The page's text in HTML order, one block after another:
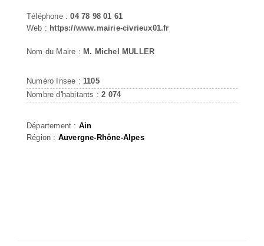
Téléphone :04 78 98 01 61
Web : https://www.mairie-civrieux01.fr
Nom du Maire : M. Michel MULLER
Numéro Insee : 1105
Nombre d'habitants :2 074
Département : Ain
Région : Auvergne-Rhône-Alpes